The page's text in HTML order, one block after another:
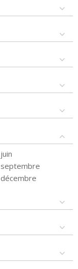
juin
septembre
décembre